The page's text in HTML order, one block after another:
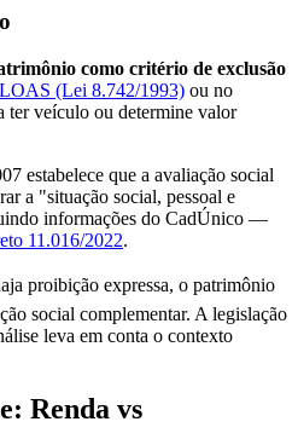
como critério de exclusão
LOAS (Lei 8.742/1993) ou no
ter veículo ou determine valor
estabelece que a avaliação social
a "situação social, pessoal e
informações do CadÚnico —
11.016/2022.
proibição expressa, o patrimônio
social complementar. A legislação
leva em conta o contexto
Renda vs